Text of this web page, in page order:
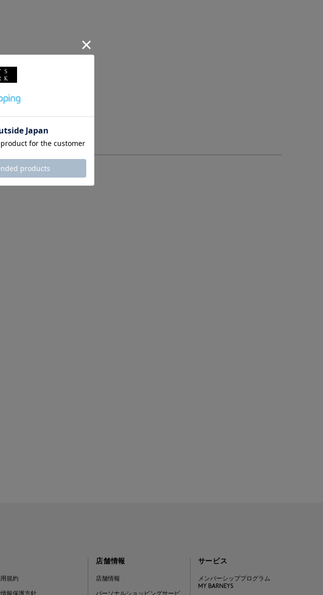
規約
店舗情報
店舗情報
サービス
メンバーシッププログラム
MY BARNEYS